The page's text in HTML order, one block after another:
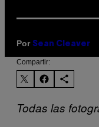
Por Sean Cleaver
Compartir:
Todas las